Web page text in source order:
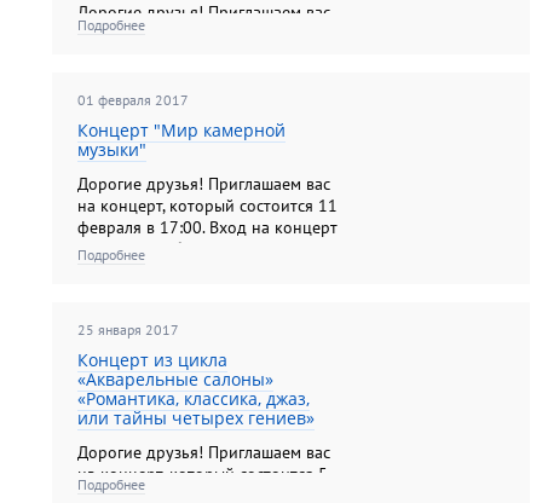
Дорогие друзья! Приглашаем вас
на концерт, который состоится 12
Подробнее
01 февраля 2017
Концерт "Мир камерной
музыки"
Дорогие друзья! Приглашаем вас
на концерт, который состоится 11
февраля в 17:00. Вход на концерт
по входным билетам на выставку.
Подробнее
25 января 2017
Концерт из цикла
«Акварельные салоны»
«Романтика, классика, джаз,
или тайны четырех гениев»
Дорогие друзья! Приглашаем вас
на концерт, который состоится 5
февраля в 14:00. Вход на концерт
Подробнее